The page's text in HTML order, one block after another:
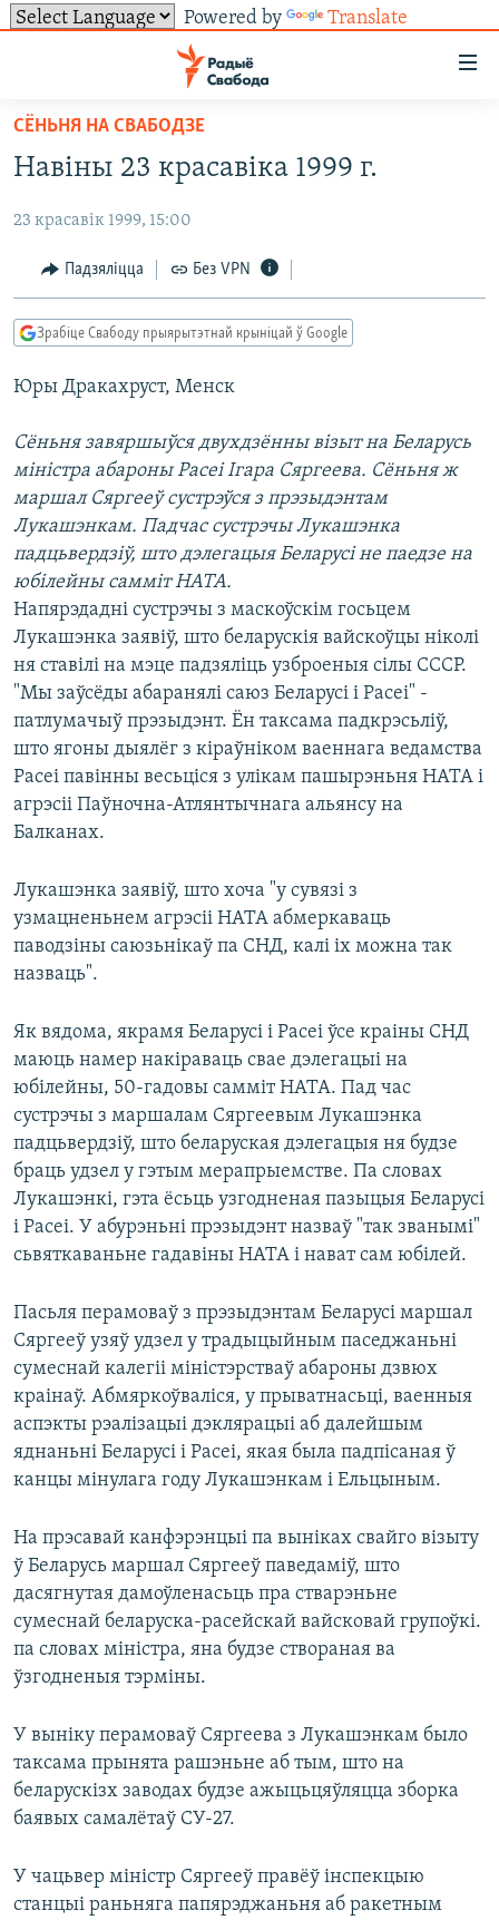
Powered by Translate
ўнівэрсальнага
доступу
Перайсьці
да
галоўнага
Перайсьці
да
галоўнай
навігацыі
Перайсьці
пошуку
ВІДЭА І ФОТА
ЛЮДЗІ
ЭКАНОМІКА
ВАЙНА
ПАЛІТВЯЗЬНІ
КУЛЬТУРА
КАЛЯНДАР
ТОЛЬКІ НА СВАБОДЗЕ
ТЭСТЫ
БЛОГІ
ПАДКАСТЫ
КНІГІ
PREMIUM
МОВА
НА ХВАЛЯХ СВАБОДЫ
СУВЯЗЬ
АБЫСЬЦІ БЛЯКАВАНЬНЕ
ПАДПІСАЦЦА
ПАДКАСТЫ
FACEBOOK
САЧЫЦЕ ЗА АБНАЎЛЕНЬНЯМІ
Усе сайты РС/РСЭ
СЁНЬНЯ НА СВАБОДЗЕ
Навіны 23 красавіка 1999 г.
23 красавік 1999, 15:00
Падзяліцца Без VPN
Зрабіце Свабоду прыярытэтнай крыніцай ў Google
Юры Дракахруст, Менск
Сёньня завяршыўся двухдзённы візыт на Беларусь
міністра абароны Расеі Ігара Сяргеева. Сёньня ж
маршал Сяргееў сустрэўся з прэзыдэнтам
Лукашэнкам. Падчас сустрэчы Лукашэнка
падцьвердзіў, што дэлегацыя Беларусі не паедзе на
юбілейны самміт НАТА.
Напярэдадні сустрэчы з маскоўскім госьцем
Лукашэнка заявіў, што беларускія вайскоўцы ніколі
ня ставілі на мэце падзяліць узброеныя сілы СССР.
"Мы заўсёды абаранялі саюз Беларусі і Расеі" -
патлумачыў прэзыдэнт. Ён таксама падкрэсьліў,
што ягоны дыялёг з кіраўніком ваеннага ведамства
Расеі павінны весьціся з улікам пашырэньня НАТА і
агрэсіі Паўночна-Атлянтычнага альянсу на
Балканах.
Лукашэнка заявіў, што хоча "у сувязі з
узмацненьнем агрэсіі НАТА абмеркаваць
паводзіны саюзьнікаў па СНД, калі іх можна так
назваць".
Як вядома, якрамя Беларусі і Расеі ўсе краіны СНД
маюць намер накіраваць свае дэлегацыі на
юбілейны, 50-гадовы самміт НАТА. Пад час
сустрэчы з маршалам Сяргеевым Лукашэнка
падцьвердзіў, што беларуская дэлегацыя ня будзе
браць удзел у гэтым мерапрыемстве. Па словах
Лукашэнкі, гэта ёсьць узгодненая пазыцыя Беларусі
і Расеі. У абурэньні прэзыдэнт назваў "так званымі"
сьвяткаваньне гадавіны НАТА і нават сам юбілей.
Пасьля перамоваў з прэзыдэнтам Беларусі маршал
Сяргееў узяў удзел у традыцыйным паседжаньні
сумеснай калегіі міністэрстваў абароны дзвюх
краінаў. Абмяркоўваліся, у прыватнасьці, ваенныя
аспэкты рэалізацыі дэклярацыі аб далейшым
яднаньні Беларусі і Расеі, якая была падпісаная ў
канцы мінулага году Лукашэнкам і Ельцыным.
На прэсавай канфэрэнцыі па выніках свайго візыту
ў Беларусь маршал Сяргееў паведаміў, што
дасягнутая дамоўленасьць пра стварэньне
сумеснай беларуска-расейскай вайсковай групоўкі.
па словах міністра, яна будзе створаная ва
ўзгодненыя тэрміны.
У выніку перамоваў Сяргеева з Лукашэнкам было
таксама прынята рашэньне аб тым, што на
беларускізх заводах будзе ажыцьцяўляцца зборка
баявых самалётаў СУ-27.
У чацьвер міністр Сяргееў правёў інспекцыю
станцыі раньняга папярэджаньня аб ракетным